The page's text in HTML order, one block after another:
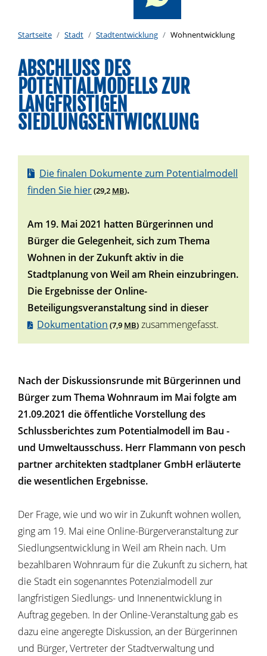
Startseite Stadt Stadtentwicklung Wohnentwicklung
ABSCHLUSS DES
POTENTIALMODELLS ZUR
LANGFRISTIGEN
SIEDLUNGSENTWICKLUNG
Die finalen Dokumente zum Potentialmodell
finden Sie hier(29,2 MB).
Am 19. Mai 2021 hatten Bürgerinnen und
Bürger die Gelegenheit, sich zum Thema
Wohnen in der Zukunft aktiv in die
Stadtplanung von Weil am Rhein einzubringen.
Die Ergebnisse der Online-
Beteiligungsveranstaltung sind in dieser
Dokumentation (7,9 MB) zusammengefasst.
Nach der Diskussionsrunde mit Bürgerinnen und
Bürger zum Thema Wohnraum im Mai folgte am
21.09.2021 die öffentliche Vorstellung des
Schlussberichtes zum Potentialmodell im Bau -
und Umweltausschuss. Herr Flammann von pesch
partner architekten stadtplaner GmbH erläuterte
die wesentlichen Ergebnisse.
Der Frage, wie und wo wir in Zukunft wohnen wollen,
ging am 19. Mai eine Online-Bürgerveranstaltung zur
Siedlungsentwicklung in Weil am Rhein nach. Um
bezahlbaren Wohnraum für die Zukunft zu sichern, hat
die Stadt ein sogenanntes Potenzialmodell zur
langfristigen Siedlungs- und Innenentwicklung in
Auftrag gegeben. In der Online-Veranstaltung gab es
dazu eine angeregte Diskussion, an der Bürgerinnen
und Bürger, Vertreter der Stadtverwaltung und